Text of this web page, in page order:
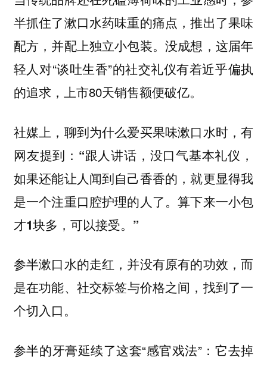
半抓住了漱口水药味重的痛点，推出了果味
配方，并配上独立小包装。没成想，这届年
轻人对“谈吐生香”的社交礼仪有着近乎偏执
的追求，上市80天销售额便破亿。
社媒上，聊到为什么爱买果味漱口水时，有
网友提到： “跟人讲话，没口气基本礼仪，
如果还能让人闻到自己香香的，就更显得我
是一个注重口腔护理的人了。算下来一小包
才1块多，可以接受。”
参半漱口水的走红，并没有原有的功效，而
是在功能、社交标签与价格之间，找到了一
个切入口。
参半的牙膏延续了这套“感官戏法”：它去掉